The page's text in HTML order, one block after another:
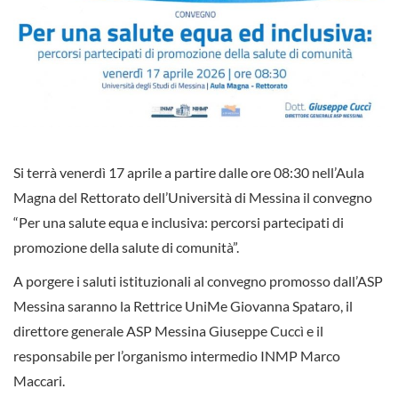
Si terrà venerdì 17 aprile a partire dalle ore 08:30 nell’Aula
Magna del Rettorato dell’Università di Messina il convegno
“Per una salute equa e inclusiva: percorsi partecipati di
promozione della salute di comunità”.
A porgere i saluti istituzionali al convegno promosso dall’ASP
Messina saranno la Rettrice UniMe Giovanna Spataro, il
direttore generale ASP Messina Giuseppe Cuccì e il
responsabile per l’organismo intermedio INMP Marco
Maccari.